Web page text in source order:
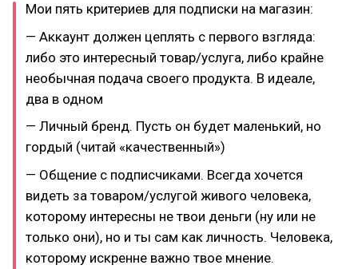
Мои пять критериев для подписки на магазин:
— Аккаунт должен цеплять с первого взгляда:
либо это интересный товар/услуга, либо крайне
необычная подача своего продукта. В идеале,
два в одном
— Личный бренд. Пусть он будет маленький, но
гордый (читай «качественный»)
— Общение с подписчиками. Всегда хочется
видеть за товаром/услугой живого человека,
которому интересны не твои деньги (ну или не
только они), но и ты сам как личность. Человека,
которому искренне важно твое мнение.